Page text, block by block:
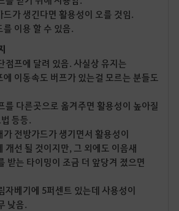
가 생긴다면 활용성이 오를 것임.
이용 할 수 있음.
점프에 달려 있음. 사실상 유지는
이동속도 버프가 있는걸 모르는 분들도
를 다른곳으로 옮겨주면 활용성이 높아질
등등.
전방가드가 생기면서 활용성이
개선 될 것이지만, 그 외에도 이음새
받는 타이밍이 조금 더 앞당겨 졌으면
자베기에 5퍼센트 있는데 사용성이
낮음.